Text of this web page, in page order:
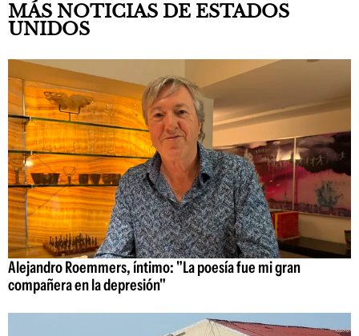
MÁS NOTICIAS DE ESTADOS
UNIDOS
Alejandro Roemmers, íntimo: "La poesía fue mi gran
compañera en la depresión"